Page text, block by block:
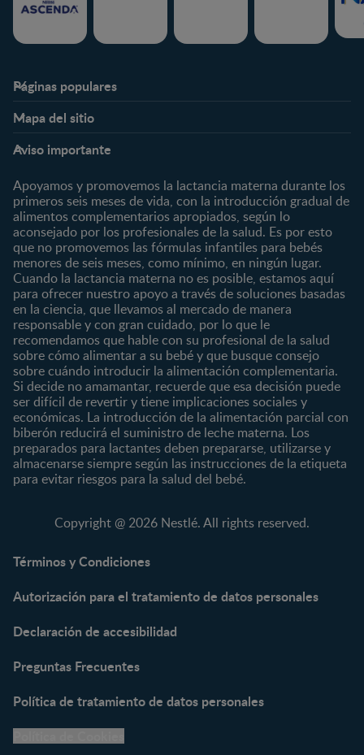
Páginas populares
Expertos en Nutrición
Preguntas Frecuentes
¿Quiénes somos?
Marcas y productos
Nuestros Productos
Nuestras Marcas
Mapa del sitio
Preconcepción
Embarazo
Posparto
0 a 4 meses
4 a 6 meses
6 a 8 meses
8 a 12 meses
12 a 24 meses
Desde 2 años
Preescolar
Escolar
Nutrición
Salud
Maternidad
Paternidad
Vida en familia
Marcas
CERELAC®
GERBER®
KLIM®
NAN® 3
NAN® Optipro® 3
NAN® Supreme 3
NESTUM®
NESCARE®
Productos
Cereales Infantiles
Compotas y galletas
Fórmulas Infantiles
Vitaminas y Suplementos
Herramientas
Aviso importante
Apoyamos y promovemos la lactancia materna durante los
primeros seis meses de vida, con la introducción gradual de
alimentos complementarios apropiados, según lo
aconsejado por los profesionales de la salud. Es por esto
que no promovemos las fórmulas infantiles para bebés
menores de seis meses, como mínimo, en ningún lugar.
Cuando la lactancia materna no es posible, estamos aquí
para ofrecer nuestro apoyo a través de soluciones basadas
en la ciencia, que llevamos al mercado de manera
responsable y con gran cuidado, por lo que le
recomendamos que hable con su profesional de la salud
sobre cómo alimentar a su bebé y que busque consejo
sobre cuándo introducir la alimentación complementaria.
Si decide no amamantar, recuerde que esa decisión puede
ser difícil de revertir y tiene implicaciones sociales y
económicas. La introducción de la alimentación parcial con
biberón reducirá el suministro de leche materna. Los
preparados para lactantes deben prepararse, utilizarse y
almacenarse siempre según las instrucciones de la etiqueta
para evitar riesgos para la salud del bebé.
Copyright @ 2026 Nestlé. All rights reserved.
Términos y Condiciones
Autorización para el tratamiento de datos personales
Declaración de accesibilidad
Preguntas Frecuentes
Política de tratamiento de datos personales